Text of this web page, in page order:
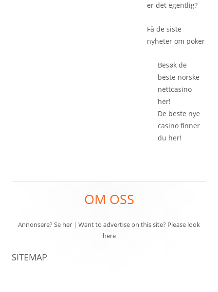
er det egentlig?
Få de siste
nyheter om poker
Besøk de
beste norske
nettcasino
her!
De beste nye
casino finner
du her!
OM OSS
Annonsere? Se her | Want to advertise on this site? Please look
here
SITEMAP